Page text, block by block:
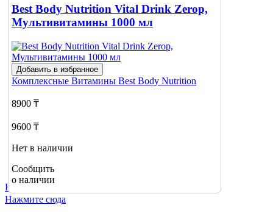
Best Body Nutrition Vital Drink Zerop,
Мультивитамины 1000 мл
Добавить в избранное
Комплексные Витамины Best Body Nutrition
8900 ₸
9600 ₸
Нет в наличии
Сообщить
о наличии
Не нашли нужный товар?
Нажмите сюда